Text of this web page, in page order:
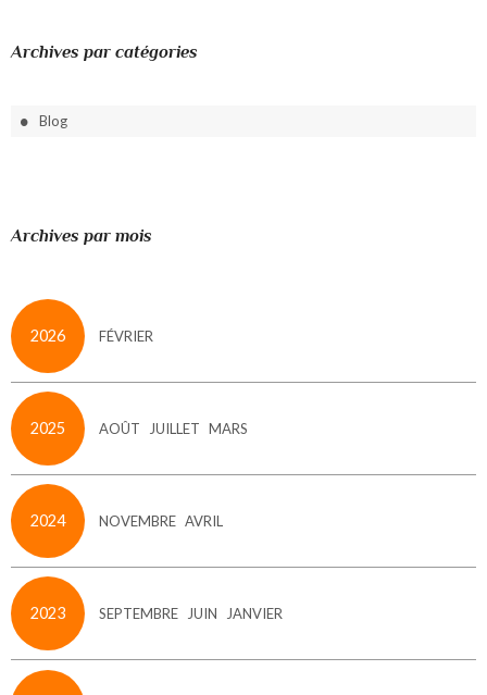
Archives par catégories
Blog
Archives par mois
2026 FÉVRIER
2025 AOÛT JUILLET MARS
2024 NOVEMBRE AVRIL
2023 SEPTEMBRE JUIN JANVIER